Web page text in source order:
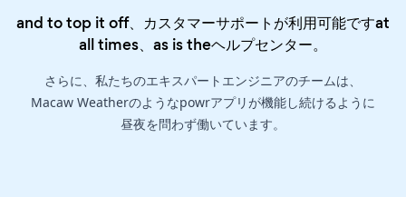
and to top it off、カスタマーサポートが利用可能ですat
all times、as is theヘルプセンター。
さらに、私たちのエキスパートエンジニアのチームは、
Macaw Weatherのようなpowrアプリが機能し続けるように
昼夜を問わず働いています。